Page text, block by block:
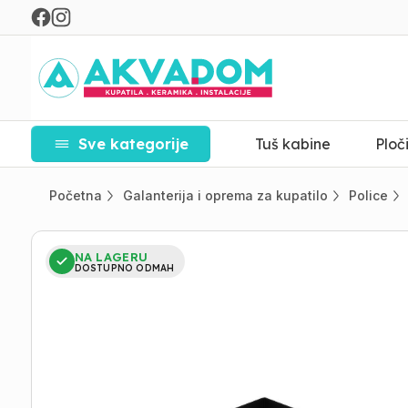
Sve kategorije Tuš kabine
Početna Galanterija i oprema za kupatilo Police
NA LAGERU
DOSTUPNO ODMAH